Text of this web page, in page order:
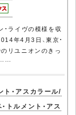
ライヴの模様を収
年4月3日、東京・
リユニオンのきっ
……
ト・アスカラール/
トルメント・アス